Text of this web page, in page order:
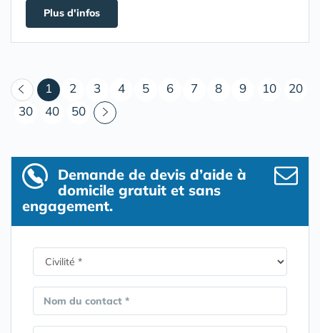
Plus d'infos
1 (courant)
2 3 4 5 6 7 8 9 10
20
30
40 50
Demande de devis d’aide à
domicile gratuit et sans
engagement.
Nom du contact *